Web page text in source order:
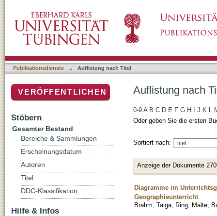
Publikationsdienste → Auflistung nach Titel
Auflistung nach
0-9 A B C D E F G H J K L
Oder geben Sie die ersten
Sortiert nach:
Anzeige der Dokumente
Diagramme im
Geographieunterricht
Brahm, Taiga; Ring, Malte;
VERÖFFENTLICHEN
Stöbern
Gesamter Bestand
Bereiche & Sammlungen
Erscheinungsdatum
Autoren
Titel
DDC-Klassifikation
Hilfe & Infos